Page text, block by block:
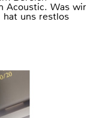
Acoustic. Was wir
hat uns restlos